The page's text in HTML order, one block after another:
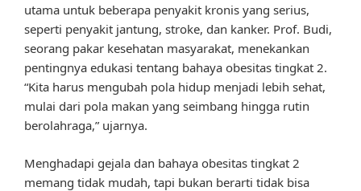
utama untuk beberapa penyakit kronis yang serius,
seperti penyakit jantung, stroke, dan kanker. Prof. Budi,
seorang pakar kesehatan masyarakat, menekankan
pentingnya edukasi tentang bahaya obesitas tingkat 2.
“Kita harus mengubah pola hidup menjadi lebih sehat,
mulai dari pola makan yang seimbang hingga rutin
berolahraga,” ujarnya.
Menghadapi gejala dan bahaya obesitas tingkat 2
memang tidak mudah, tapi bukan berarti tidak bisa